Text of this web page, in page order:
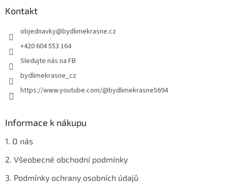
Kontakt
objednavky@bydlimekrasne.cz
+420 604 553 164
Sledujte nás na FB
bydlimekrasne_cz
https://www.youtube.com/@bydlimekrasne5694
Informace k nákupu
1. O nás
2. Všeobecné obchodní podmínky
3. Podmínky ochrany osobních údajů